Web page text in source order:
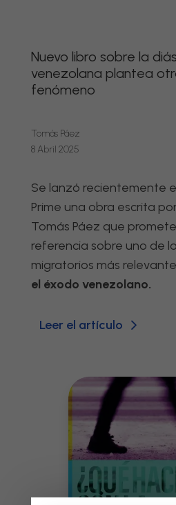
Nuevo libro sobre la
venezolana plantea
fenómeno
Tomás Páez
8 Abril 2025
Se lanzó recientemente
Prime una obra escrita
Tomás Páez que
referencia sobre uno de
migratorios más
el éxodo venezolano.
Leer el artículo